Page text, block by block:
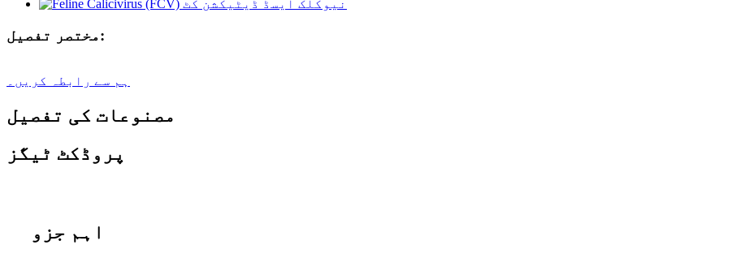
مختصر تفصیل:
ہم سے رابطہ کریں۔
مصنوعات کی تفصیل
پروڈکٹ ٹیگز
اہم جزو